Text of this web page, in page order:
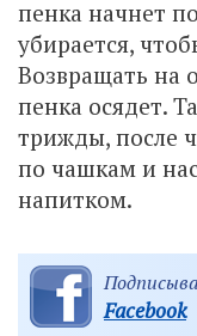
пенка начнет
убирается,
Возвращать на
пенка осядет.
трижды, после
по чашкам и
напитком.
Facebook